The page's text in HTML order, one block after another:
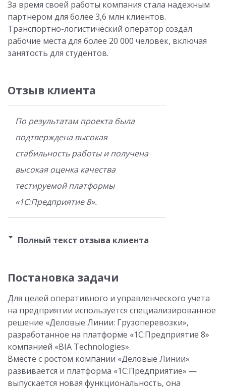
За время своей работы компания стала надежным
партнером для более 3,6 млн клиентов.
Транспортно-логистический оператор создал
рабочие места для более 20 000 человек, включая
занятость для студентов.
Отзыв клиента
По результатам проекта была
подтверждена высокая
стабильность работы и получена
высокая оценка качества
тестируемой платформы
«1С:Предприятие 8».
Полный текст отзыва клиента
Постановка задачи
Для целей оперативного и управленческого учета
на предприятии используется специализированное
решение «Деловые Линии: Грузоперевозки»,
разработанное на платформе «1С:Предприятие 8»
компанией «BIA Technologies».
Вместе с ростом компании «Деловые Линии»
развивается и платформа «1С:Предприятие» —
выпускается новая функциональность, она